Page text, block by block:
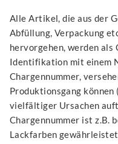
Alle Artikel, die aus der
Abfüllung, Verpackung
hervorgehen, werden als
Identifikation mit einem
Chargennummer,
Produktionsgang
vielfältiger Ursachen
Chargennummer ist z.B.
Lackfarben